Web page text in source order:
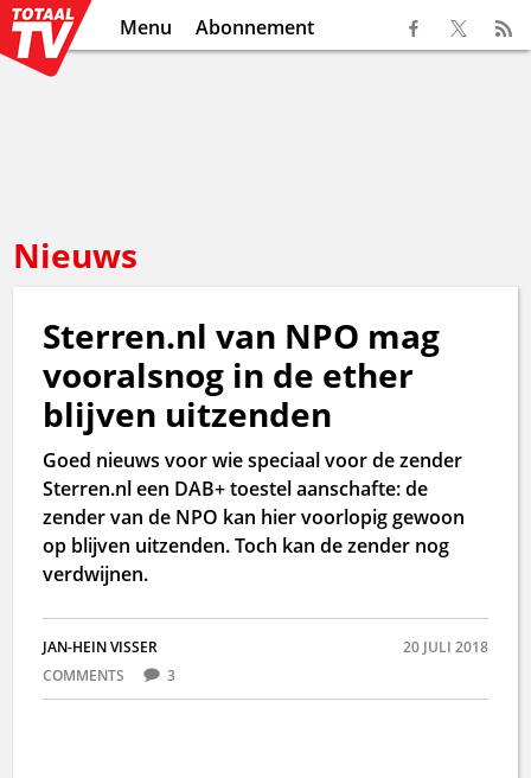
Menu Abonnement
Nieuws
Sterren.nl van NPO mag
vooralsnog in de ether
blijven uitzenden
Goed nieuws voor wie speciaal voor de zender
Sterren.nl een DAB+ toestel aanschafte: de
zender van de NPO kan hier voorlopig gewoon
op blijven uitzenden. Toch kan de zender nog
verdwijnen.
JAN-HEIN VISSER
20 JULI 2018
COMMENTS
3